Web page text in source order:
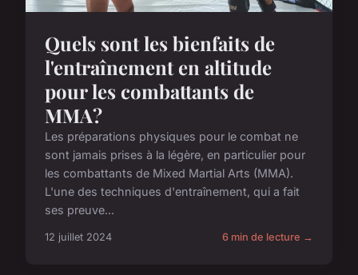
Quels sont les bienfaits de
l'entraînement en altitude
pour les combattants de
MMA?
Les préparations physiques pour le combat ne
sont jamais prises à la légère, en particulier pour
les combattants de Mixed Martial Arts (MMA).
L'une des techniques d'entraînement, qui a fait
ses preuve...
12 juillet 2024 6 min de lecture →